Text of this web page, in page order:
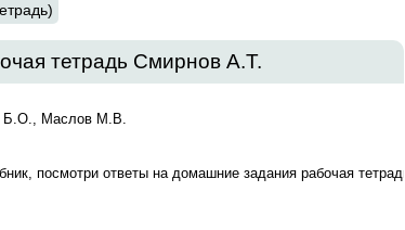
тетрадь Смирнов А.Т.
Б.О., Маслов М.В.
посмотри ответы на домашние задания рабочая тетрадь